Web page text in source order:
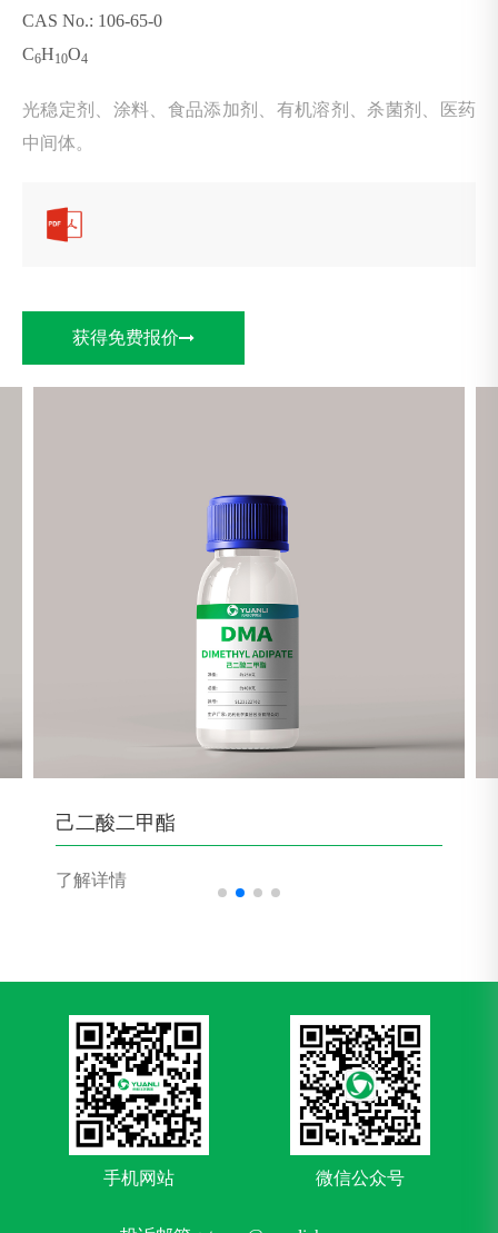
CAS No.: 106-65-0
C6H10O4
光稳定剂、涂料、食品添加剂、有机溶剂、杀菌剂、医药
中间体。
获得免费报价
己二酸二甲酯
了解详情
手机网站 微信公众号